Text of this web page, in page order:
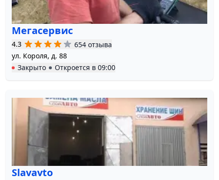
Мегасервис
4.3
654 отзыва
ул. Короля, д. 88
Закрыто
Откроется в 09:00
Slavavto